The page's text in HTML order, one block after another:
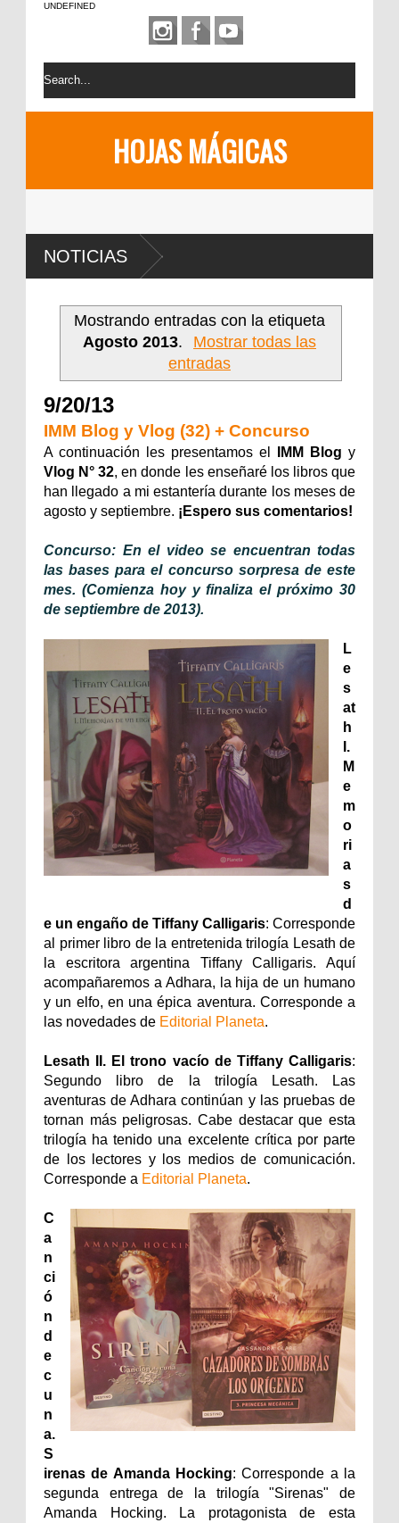
UNDEFINED
HOJAS MÁGICAS
NOTICIAS
Mostrando entradas con la etiqueta
Agosto 2013.
Mostrar todas las
entradas
9/20/13
IMM Blog y Vlog (32) + Concurso
A continuación les presentamos el IMM Blog y
Vlog N° 32, en donde les enseñaré los libros que
han llegado a mi estantería durante los meses de
agosto y septiembre. ¡Espero sus comentarios!
Concurso: En el video se encuentran todas
las bases para el concurso sorpresa de este
mes. (Comienza hoy y finaliza el próximo 30
de septiembre de 2013).
L
e
s
at
h
I.
M
e
m
o
ri
a
s
d
e un engaño de Tiffany Calligaris: Corresponde
al primer libro de la entretenida trilogía Lesath de
la escritora argentina Tiffany Calligaris. Aquí
acompañaremos a Adhara, la hija de un humano
y un elfo, en una épica aventura. Corresponde a
las novedades de Editorial Planeta.
Lesath II. El trono vacío de Tiffany Calligaris:
Segundo libro de la trilogía Lesath. Las
aventuras de Adhara continúan y las pruebas de
tornan más peligrosas. Cabe destacar que esta
trilogía ha tenido una excelente crítica por parte
de los lectores y los medios de comunicación.
Corresponde a Editorial Planeta.
C
a
n
ci
ó
n
d
e
c
u
n
a.
S
irenas de Amanda Hocking: Corresponde a la
segunda entrega de la trilogía "Sirenas" de
Amanda Hocking. La protagonista de esta